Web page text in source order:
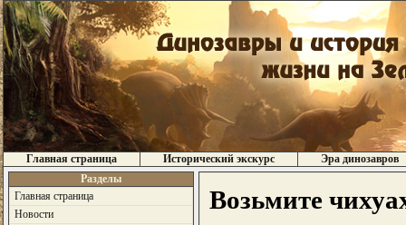
Главная страница Исторический экскурс
Эра динозавров
Разделы
Главная страница
Новости
Возьмите